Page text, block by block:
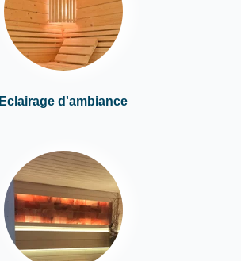
Eclairage d'ambiance